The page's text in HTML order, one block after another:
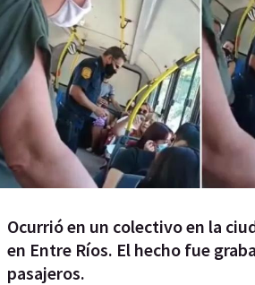
Ocurrió en un colectivo en la
en Entre Ríos. El hecho fue
pasajeros.